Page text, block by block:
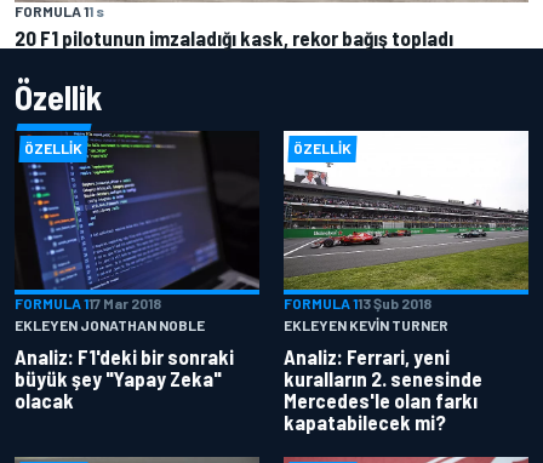
FORMULA 11 s
20 F1 pilotunun imzaladığı kask, rekor bağış topladı
Özellik
ÖZELLIK
FORMULA 117 Mar 2018
EKLEYEN JONATHAN NOBLE
Analiz: F1'deki bir sonraki
büyük şey "Yapay Zeka"
olacak
ÖZELLIK
FORMULA 113 Şub 2018
EKLEYEN KEVIN TURNER
Analiz: Ferrari, yeni
kuralların 2. senesinde
Mercedes'le olan farkı
kapatabilecek mi?